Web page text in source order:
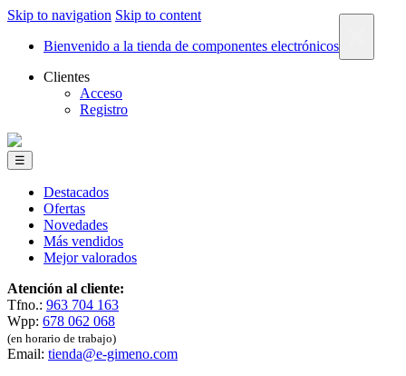
Skip to navigation Skip to content
Bienvenido a la tienda de componentes electrónicos
Clientes
Acceso
Registro
☰
Destacados
Ofertas
Novedades
Más vendidos
Mejor valorados
Atención al cliente:
Tfno.: 963 704 163
Wpp: 678 062 068
(en horario de trabajo)
Email: tienda@e-gimeno.com